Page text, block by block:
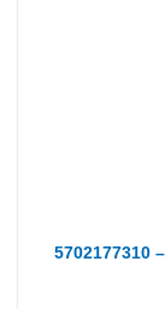
5702177310